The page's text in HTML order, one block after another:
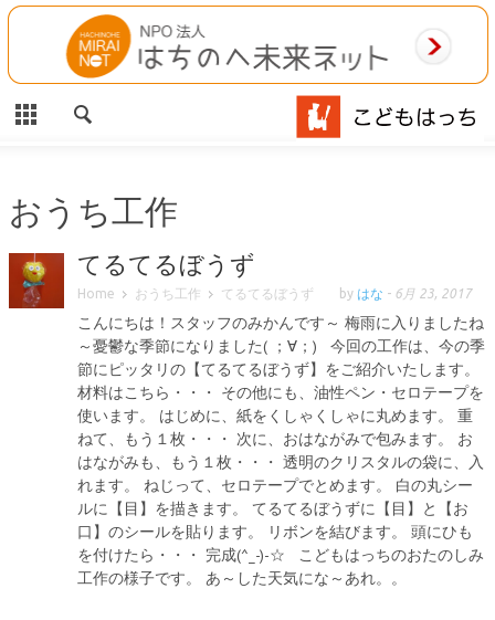
CLOSE
HOME
MAP
お問合わせ
運営団体
おうち工作
てるてるぼうず
Home おうち工作 てるてるぼうず by はな - 6月 23, 2017
こんにちは！スタッフのみかんです～ 梅雨に入りましたね
～憂鬱な季節になりました( ；∀；) 今回の工作は、今の季
節にピッタリの【てるてるぼうず】をご紹介いたします。
材料はこちら・・・ その他にも、油性ペン・セロテープを
使います。 はじめに、紙をくしゃくしゃに丸めます。 重
ねて、もう１枚・・・ 次に、おはながみで包みます。 お
はながみも、もう１枚・・・ 透明のクリスタルの袋に、入
れます。 ねじって、セロテープでとめます。 白の丸シー
ルに【目】を描きます。 てるてるぼうずに【目】と【お
口】のシールを貼ります。 リボンを結びます。 頭にひも
を付けたら・・・ 完成(^_-)-☆ こどもはっちのおたのしみ
工作の様子です。 あ～した天気にな～あれ。。